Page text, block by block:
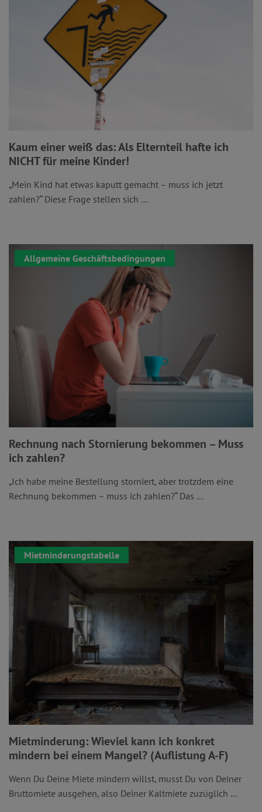
Kaum einer weiß das: Als Elternteil hafte ich
NICHT für meine Kinder!
„Mein Kind hat etwas kaputt gemacht – muss ich jetzt
zahlen?“ Diese Frage stellen sich ...
Allgemeine Geschäftsbedingungen
Rechnung nach Stornierung bekommen – Muss
ich zahlen?
„Ich habe meine Bestellung storniert, aber trotzdem eine
Rechnung bekommen – muss ich zahlen?“ Das ...
Mietminderungstabelle
Mietminderung: Wieviel kann ich konkret
mindern bei einem Mangel? (Auflistung A-F)
Wenn Du Deine Miete mindern willst, musst Du von Deiner
Bruttomiete ausgehen, also Deiner Kaltmiete zuzüglich ...